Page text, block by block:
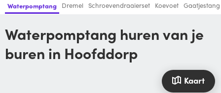
Waterpomptang Dremel Schroevendraaierset Koevoet Gaatjestang
Waterpomptang huren van je
buren in Hoofddorp
Kaart